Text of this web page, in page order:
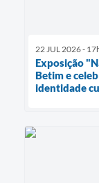
22 JUL 2026 -
Exposição
Betim e
identidade